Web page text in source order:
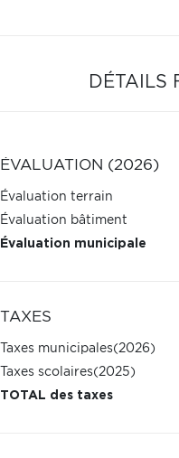
DÉTAILS
ÉVALUATION (2026)
Évaluation terrain
Évaluation bâtiment
Évaluation municipale
TAXES
Taxes municipales(2026)
Taxes scolaires(2025)
TOTAL des taxes